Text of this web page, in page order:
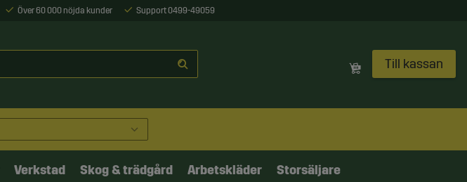
Över 60 000 nöjda kunder Support 0499-49059
Till kassan
Verkstad Skog & trädgård Arbetskläder Storsäljare